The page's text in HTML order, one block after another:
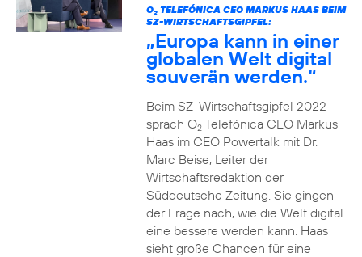
O2TELEFÓNICA CEO MARKUS HAAS BEIM
SZ-WIRTSCHAFTSGIPFEL:
„Europa kann in einer
globalen Welt digital
souverän werden.“
Beim SZ-Wirtschaftsgipfel 2022
sprach O2Telefónica CEO Markus
Haas im CEO Powertalk mit Dr.
Marc Beise, Leiter der
Wirtschaftsredaktion der
Süddeutsche Zeitung. Sie gingen
der Frage nach, wie die Welt digital
eine bessere werden kann. Haas
sieht große Chancen für eine